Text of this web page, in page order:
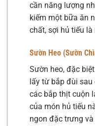
cần năng lượng
kiếm một bữa ăn
chất, sợi hủ tiếu
Sườn Heo (Sườn
Sườn heo, đặc
lấy từ bắp đùi
các bắp thịt cuộn
của món hủ tiếu
ngon đặc trưng